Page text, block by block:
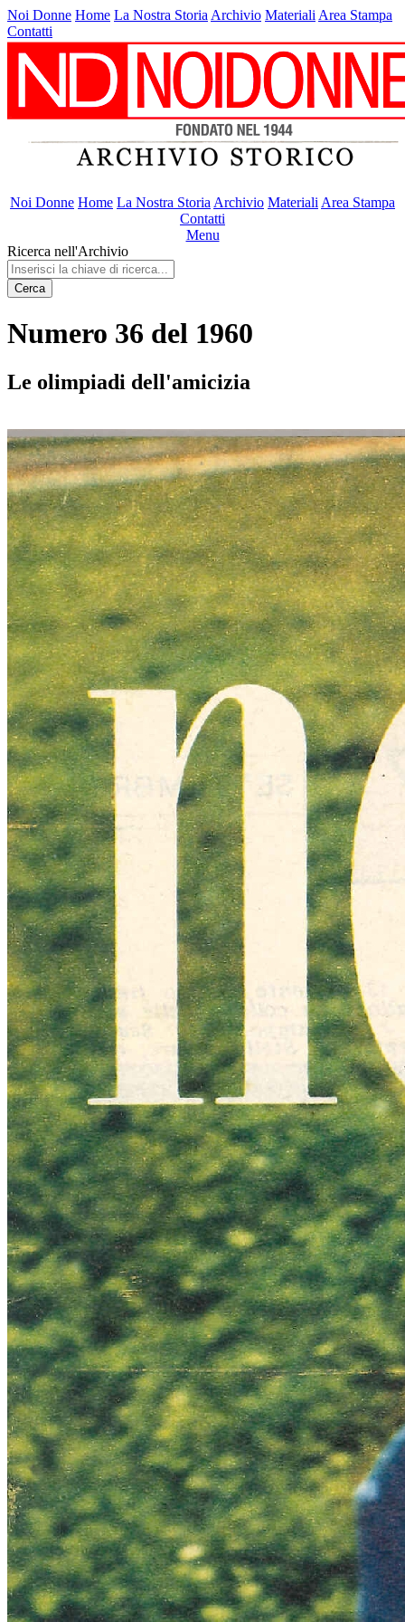
Noi Donne Home La Nostra Storia Archivio Materiali Area Stampa
Contatti
Noi Donne Home La Nostra Storia Archivio Materiali Area Stampa
Contatti
Menu
Ricerca nell'Archivio
Cerca
Numero 36 del 1960
Le olimpiadi dell'amicizia